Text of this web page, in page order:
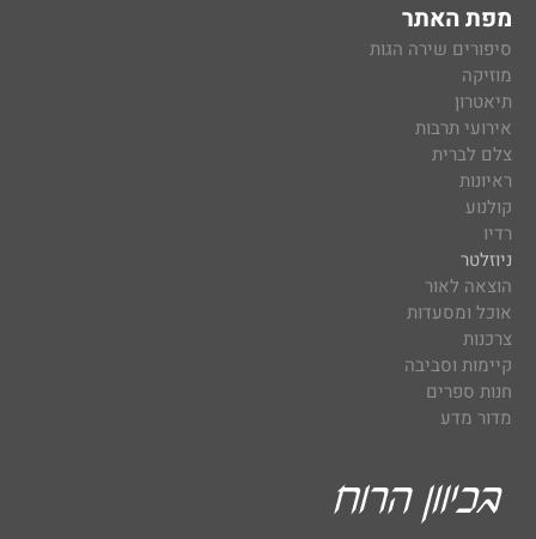
מפת האתר
סיפורים שירה הגות
מוזיקה
תיאטרון
אירועי תרבות
צלם לברית
ראיונות
קולנוע
רדיו
ניוזלטר
הוצאה לאור
אוכל ומסעדות
צרכנות
קיימות וסביבה
חנות ספרים
מדור מדע